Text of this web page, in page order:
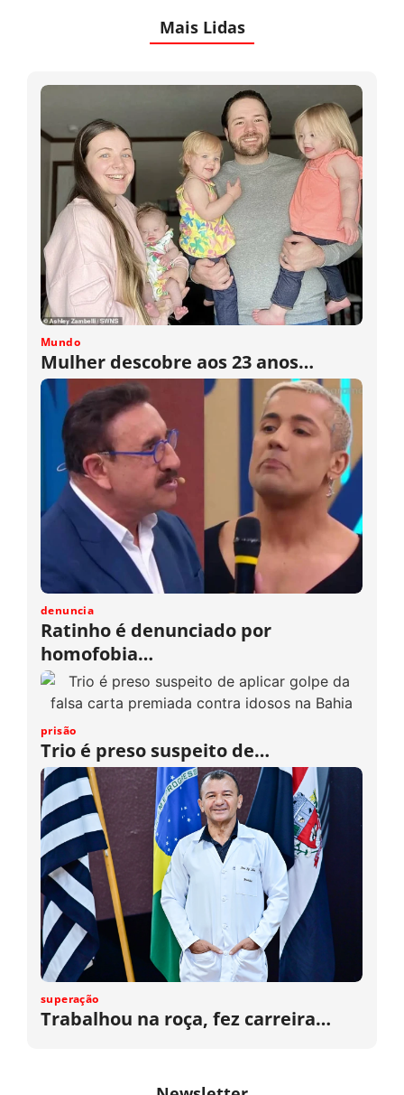
Mais Lidas
Mundo
Mulher descobre aos 23 anos…
denuncia
Ratinho é denunciado por
homofobia…
prisão
Trio é preso suspeito de…
superação
Trabalhou na roça, fez carreira…